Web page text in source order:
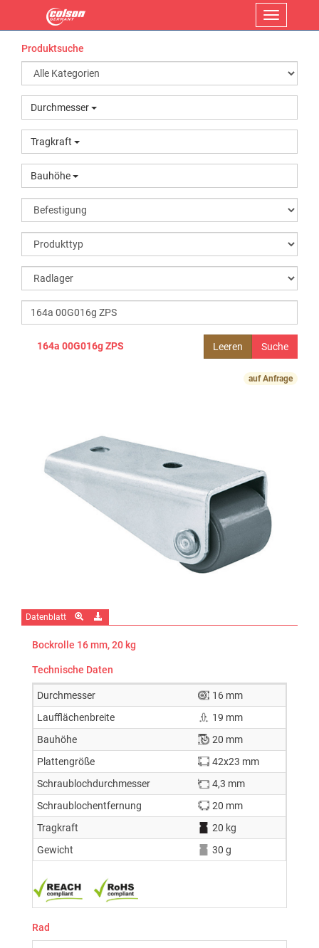
Menü
Produktsuche
Durchmesser
Tragkraft
Bauhöhe
Leeren
164a 00G016g ZPS
auf Anfrage
Datenblatt
Bockrolle 16 mm, 20 kg
Technische Daten
Durchmesser
16 mm
Laufflächenbreite
19 mm
Bauhöhe
20 mm
Plattengröße
42x23 mm
Schraublochdurchmesser
4,3 mm
Schraublochentfernung
20 mm
Tragkraft
20 kg
Gewicht
30 g
Rad